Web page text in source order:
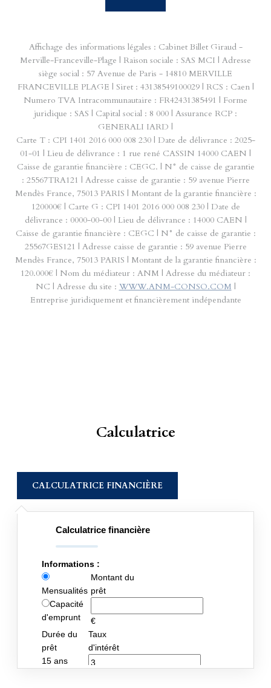
Affichage des informations légales : Cabinet Billet Giraud -
Merville-Franceville-Plage | Raison sociale : SAS MCI | Adresse
siège social : 57 Avenue de Paris - 14810 MERVILLE
FRANCEVILLE PLAGE | Siret : 43138549100029 | RCS : Caen |
Numero TVA Intracommunautaire : FR42431385491 | Forme
juridique : SAS | Capital social : 8 000 | Assurance RCP :
GENERALI IARD |
Carte T : CPI 1401 2016 000 008 230 | Date de délivrance : 2025-
01-01 | Lieu de délivrance : 1 rue rené CASSIN 14000 CAEN |
Caisse de garantie financière : CEGC. | N° de caisse de garantie
: 25567TRA121 | Adresse caisse de garantie : 59 avenue Pierre
Mendès France, 75013 PARIS | Montant de la garantie financière :
120000€ | Carte G : CPI 1401 2016 000 008 230 | Date de
délivrance : 0000-00-00 | Lieu de délivrance : 14000 CAEN |
Caisse de garantie financière : CEGC | N° de caisse de garantie :
25567GES121 | Adresse caisse de garantie : 59 avenue Pierre
Mendès France, 75013 PARIS | Montant de la garantie financière :
120.000€ | Nom du médiateur : ANM | Adresse du médiateur :
NC | Adresse du site : WWW.ANM-CONSO.COM |
Entreprise juridiquement et financièrement indépendante
Calculatrice
CALCULATRICE FINANCIÈRE